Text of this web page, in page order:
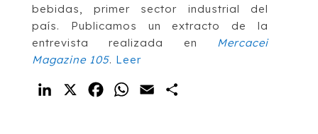
bebidas, primer sector industrial del
país. Publicamos un extracto de la
entrevista realizada en Mercacei
Magazine 105. Leer
LinkedIn FacebookWhatsApp
Email